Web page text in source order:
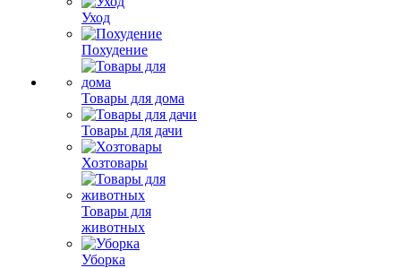
Уход
Похудение
Товары для дома
Товары для дачи
Хозтовары
Товары для
животных
Уборка